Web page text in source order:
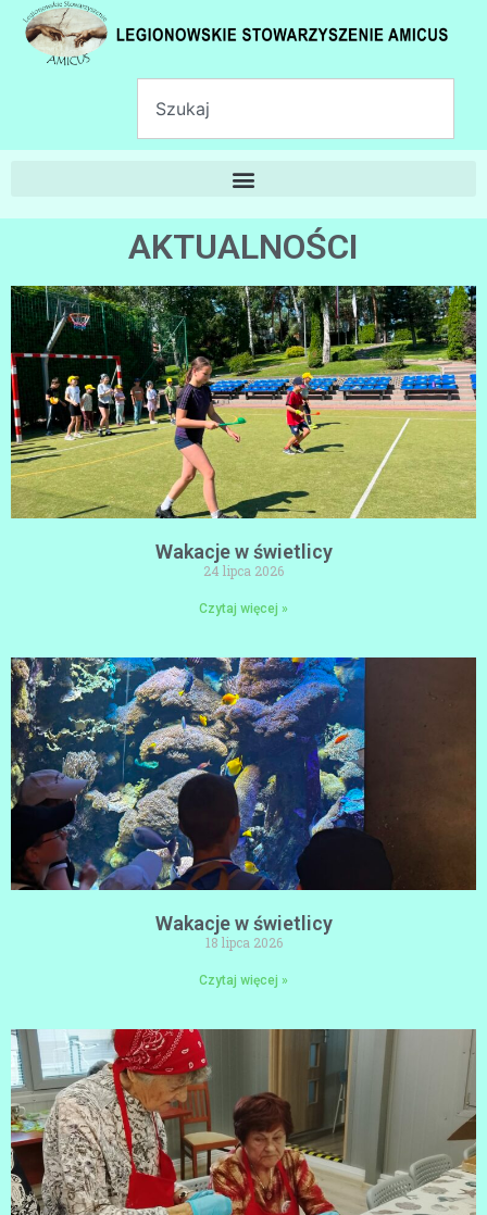
AKTUALNOŚCI
Wakacje w świetlicy
24 lipca 2026
Czytaj więcej »
Wakacje w świetlicy
18 lipca 2026
Czytaj więcej »